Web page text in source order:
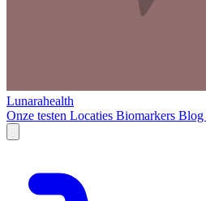
Lunarahealth
Onze testen Locaties Biomarkers Blog